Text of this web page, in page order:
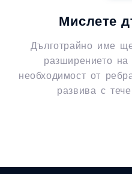
Мислете
Дълготрайно име
разширението
необходимост от
развива с